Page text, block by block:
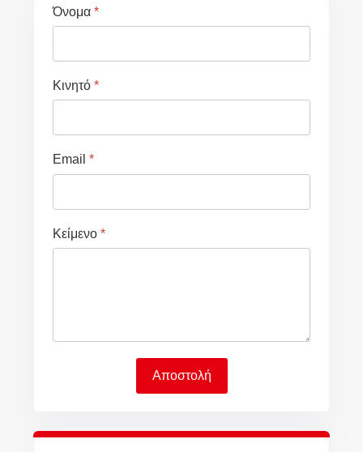
Όνομα *
Κινητό *
Email *
Κείμενο *
Αποστολή